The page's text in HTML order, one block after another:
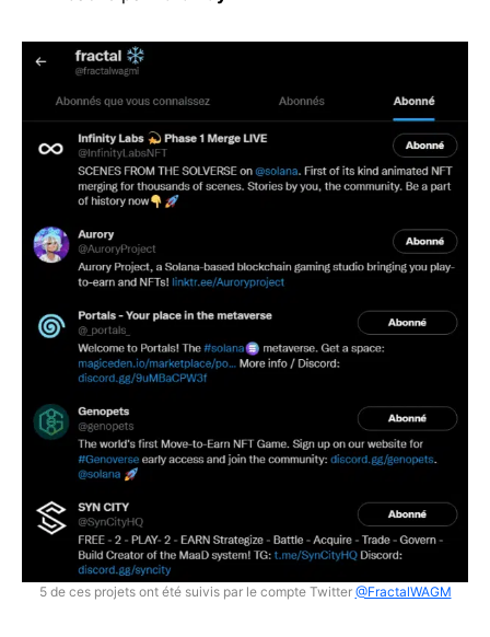
5 de ces projets ont été suivis par le compte Twitter @FractalWAGM